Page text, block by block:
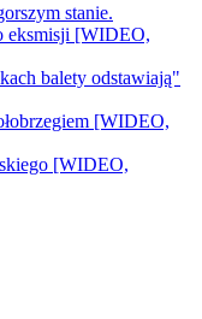
stanie.
eksmisji [WIDEO,
balety odstawiają"
[WIDEO,
[WIDEO,